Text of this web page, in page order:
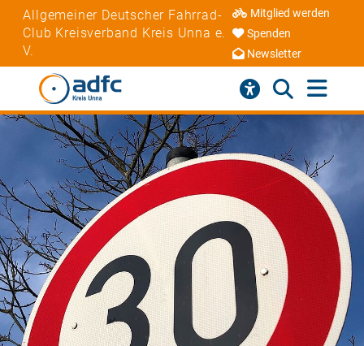
Allgemeiner Deutscher Fahrrad-
Club Kreisverband Kreis Unna e.
V.
Mitglied werden
Spenden
Newsletter